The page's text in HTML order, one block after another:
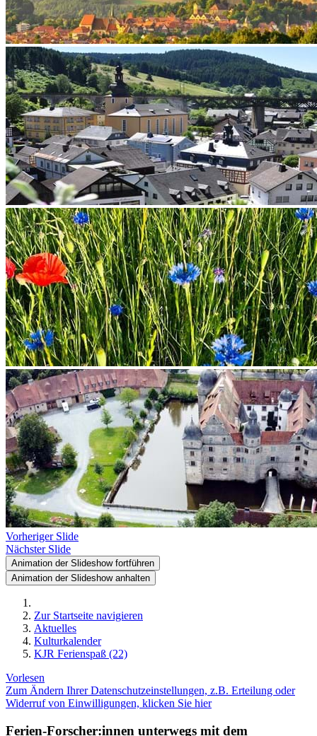
Vorheriger Slide
Nächster Slide
Animation der Slideshow fortführen
Animation der Slideshow anhalten
Zur Startseite navigieren
Aktuelles
Kulturkalender
KJR Ferienspaß (22)
Vorlesen
Zum Ändern Ihrer Datenschutzeinstellungen, z.B. Erteilung oder
Widerruf von Einwilligungen, klicken Sie hier
Ferien-Forscher:innen unterwegs mit dem